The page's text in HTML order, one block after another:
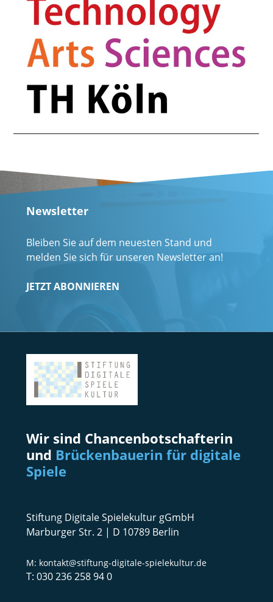
Newsletter
Bleiben Sie auf dem neuesten Stand und
melden Sie sich für unseren Newsletter an!
JETZT ABONNIEREN
Wir sind Chancenbotschafterin
und Brückenbauerin für digitale
Spiele
Stiftung Digitale Spielekultur gGmbH
Marburger Str. 2 | D 10789 Berlin
kontakt@stiftung-digitale-spielekultur.de
030 236 258 94 0